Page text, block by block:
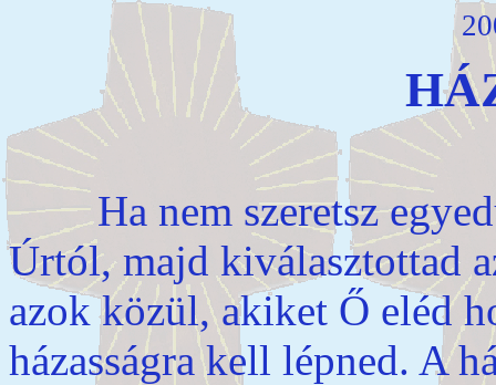
Ha nem szeretsz
Úrtól, majd kiválasztottad
azok közül, akiket Ő eléd
házasságra kell lépned. A